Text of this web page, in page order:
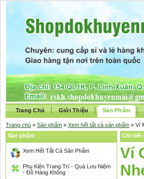
Trang Chủ Giới Thiệu Sản Phẩm
Trang chủ » Sản phẩm » Xem hết tất cả sản phẩm » Ví
Chi tiết
Ví
Sản phẩm
Xem Hết Tất Cả Sản Phẩm
Phụ Kiện Trang Trí - Quà Lưu Niệm
- Đồ Hàng Không